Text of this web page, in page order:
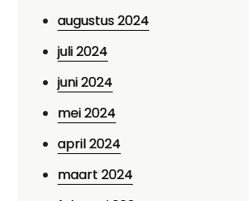
augustus 2024
juli 2024
juni 2024
mei 2024
april 2024
maart 2024